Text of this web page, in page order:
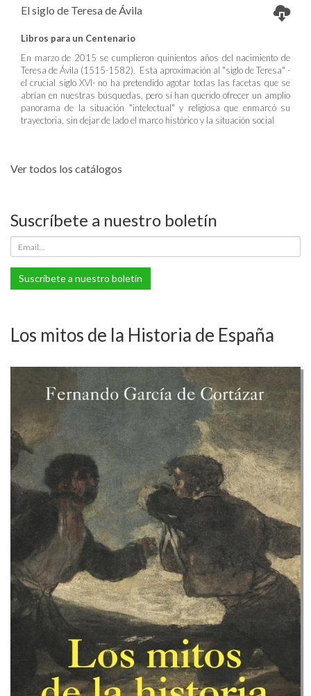
El siglo de Teresa de Ávila
Libros para un Centenario
En marzo de 2015 se cumplieron quinientos años del nacimiento de
Teresa de Ávila (1515-1582). Esta aproximación al "siglo de Teresa" -
el crucial siglo XVI- no ha pretendido agotar todas las facetas que se
abrían en nuestras búsquedas, pero sí han querido ofrecer un amplio
panorama de la situación "intelectual" y religiosa que enmarcó su
trayectoria, sin dejar de lado el marco histórico y la situación social
Ver todos los catálogos
Suscríbete a nuestro boletín
Suscríbete a nuestro boletín
Los mitos de la Historia de España